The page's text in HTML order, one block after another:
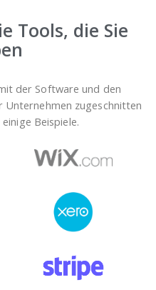
Tools, die Sie
der Software und den
Unternehmen zugeschnitten
Beispiele.